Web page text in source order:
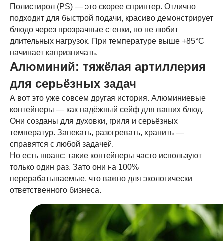
Полистирол (PS) — это скорее спринтер. Отлично
подходит для быстрой подачи, красиво демонстрирует
блюдо через прозрачные стенки, но не любит
длительных нагрузок. При температуре выше +85°C
начинает капризничать.
Алюминий: тяжёлая артиллерия
для серьёзных задач
А вот это уже совсем другая история. Алюминиевые
контейнеры — как надёжный сейф для ваших блюд.
Они созданы для духовки, гриля и серьёзных
температур. Запекать, разогревать, хранить —
справятся с любой задачей.
Но есть нюанс: такие контейнеры часто используют
только один раз. Зато они на 100%
перерабатываемые, что важно для экологически
ответственного бизнеса.